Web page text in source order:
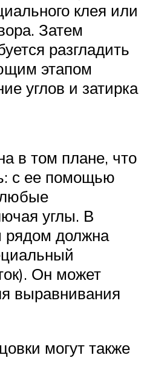
клея или
Затем
разгладить
этапом
углов и затирка
в том плане, что
с ее помощью
углы. В
рядом должна
Он может
выравнивания
могут также